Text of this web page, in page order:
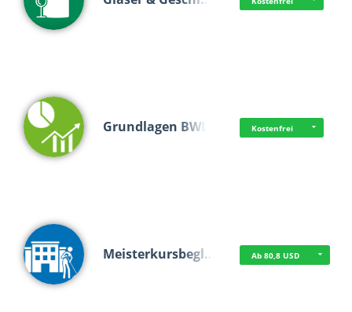
Grundlagen BWL Kostenfrei
Meisterkursbegl… Ab 80,8 USD